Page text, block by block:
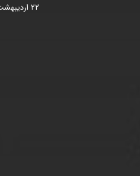
۲۲ اردیبهشت ۱۳۹۴